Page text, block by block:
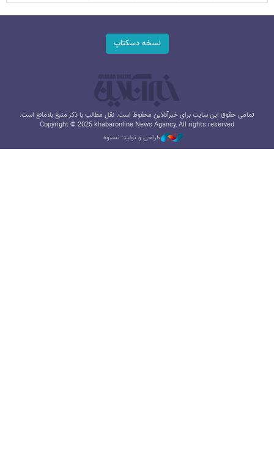
نسخه دسکتاپ
تمامی حقوق این سایت برای خبرآنلاین محفوظ است. نقل مطالب با ذکر منبع بلامانع است.
Copyright © 2025 khabaronline News Agancy, All rights reserved
طراحی و تولید: نستوه